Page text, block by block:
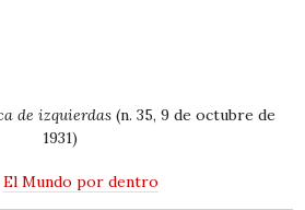
de izquierdas (n. 35, 9 de octubre de
1931)
El Mundo por dentro